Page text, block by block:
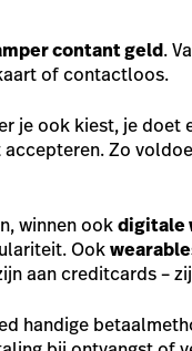
contant geld.
of contactloos.
je ook kiest, je doet
accepteren. Zo
winnen ookdigitale
Ook
aan creditcards –
handige